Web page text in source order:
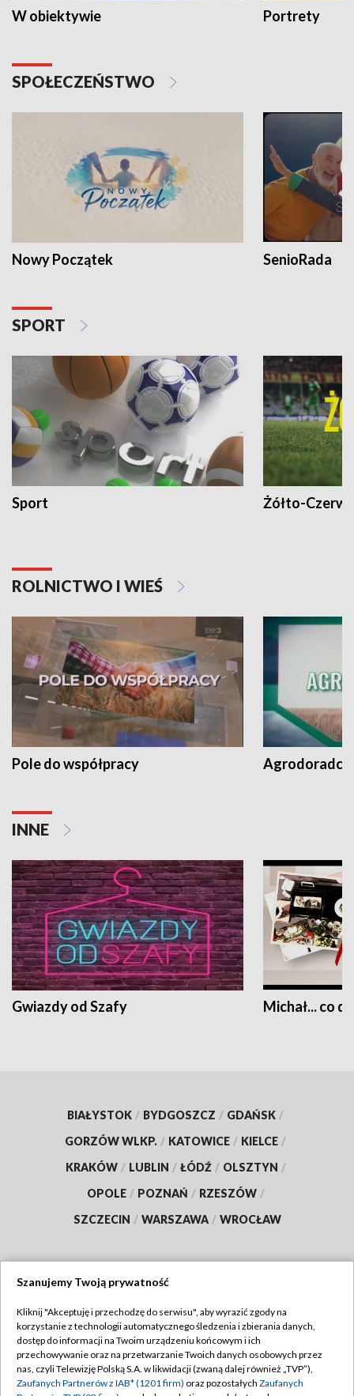
W obiektywie Portrety
SPOŁECZEŃSTWO
Nowy Początek SenioRada
SPORT
Sport Żółto-
ROLNICTWO I WIEŚ
Pole do współpracy Agrodoradcy
INNE
Gwiazdy od Szafy Michał... co
BIAŁYSTOK / BYDGOSZCZ / GDAŃSK /
GORZÓW WLKP. / KATOWICE / KIELCE /
KRAKÓW / LUBLIN / ŁÓDŹ / OLSZTYN /
OPOLE / POZNAŃ / RZESZÓW /
SZCZECIN / WARSZAWA / WROCŁAW
TVP
Abonament TVP
Emisja w TVP
Regulamin TVP
Polityka prywatności
Szanujemy Twoją prywatność
Kliknij "Akceptuję i przechodzę do serwisu", aby wyrazić zgody na
korzystanie z technologii automatycznego śledzenia i zbierania danych,
dostęp do informacji na Twoim urządzeniu końcowym i ich
przechowywanie oraz na przetwarzanie Twoich danych osobowych przez
nas, czyli Telewizję Polską S.A. w likwidacji (zwaną dalej również „TVP”),
Zaufanych Partnerów z IAB* (1201 firm) oraz pozostałych Zaufanych